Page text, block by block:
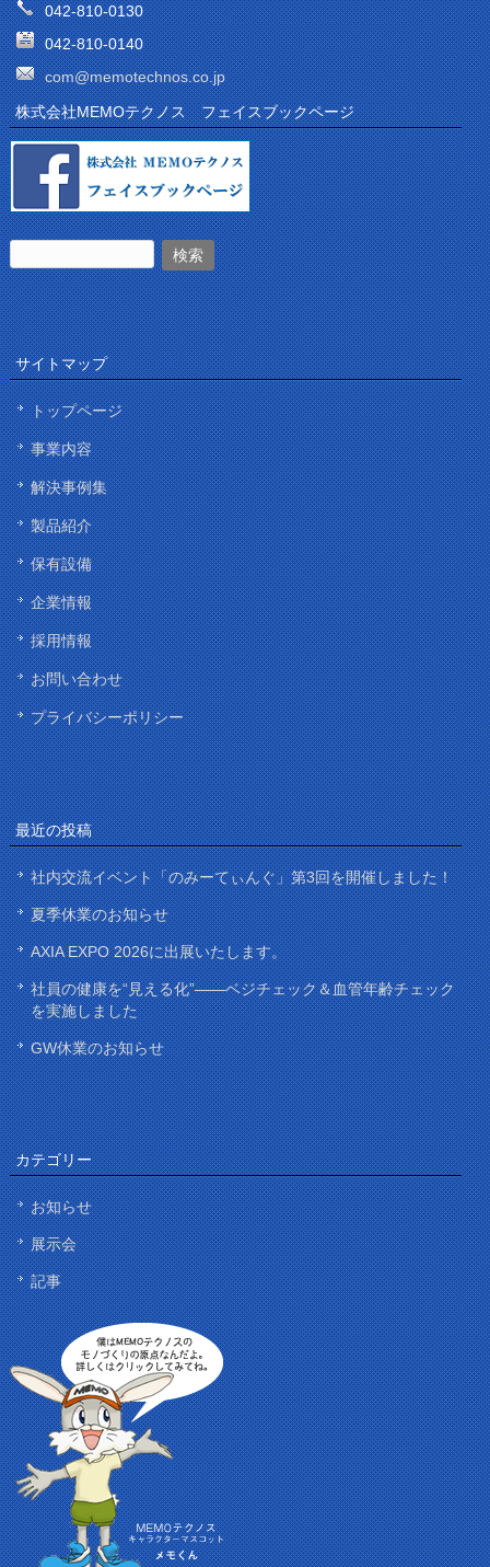
042-810-0130
042-810-0140
com@memotechnos.co.jp
株式会社MEMOテクノス フェイスブックページ
サイトマップ
トップページ
事業内容
解決事例集
製品紹介
保有設備
企業情報
採用情報
お問い合わせ
プライバシーポリシー
最近の投稿
社内交流イベント「のみーてぃんぐ」第3回を開催しました！
夏季休業のお知らせ
AXIA EXPO 2026に出展いたします。
社員の健康を“見える化”——ベジチェック＆血管年齢チェック
を実施しました
GW休業のお知らせ
カテゴリー
お知らせ
展示会
記事